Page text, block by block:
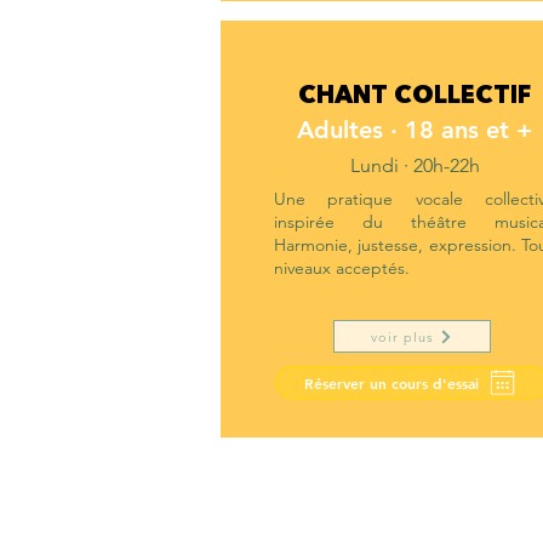
CHANT COLLECTIF
Adultes · 18 ans et +
Lundi · 20h-22h
Une pratique vocale
inspirée du théâtre
Harmonie, justesse, expression.
niveaux acceptés.
voir plus
Réserver un cours d'essai